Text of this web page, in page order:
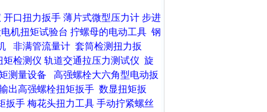
开口扭力扳手 薄片式微型压力计 步进
机扭矩试验台 拧螺母的电动工具 钢
非满管流量计 套筒检测扭力扳
矩检测仪 轨道交通拉压力测试仪 旋
测量设备
高强螺栓大六角型电动扳
出高强螺栓扭矩扳手 数显扭矩扳
扳手 梅花头扭力工具 手动拧紧螺丝